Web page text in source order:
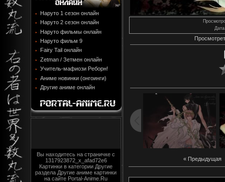
Наруто 1 сезон онлайн
Наруто 2 сезон онлайн
Наруто фильмы онлайн
Наруто фильм 9
Fairy Tail онлайн
Zetman / Зетмен онлайн
Учитель-мафиози Реборн!
Аниме новинки (онгоинги)
Другие аниме онлайн
Вы находитесь на страничке с
1317923872_x_afad72e6
Картинки в категории Другие
раздела Другие аниме картинки
на сайте Portal-Anime.Ru
Дата
« Предыдущая